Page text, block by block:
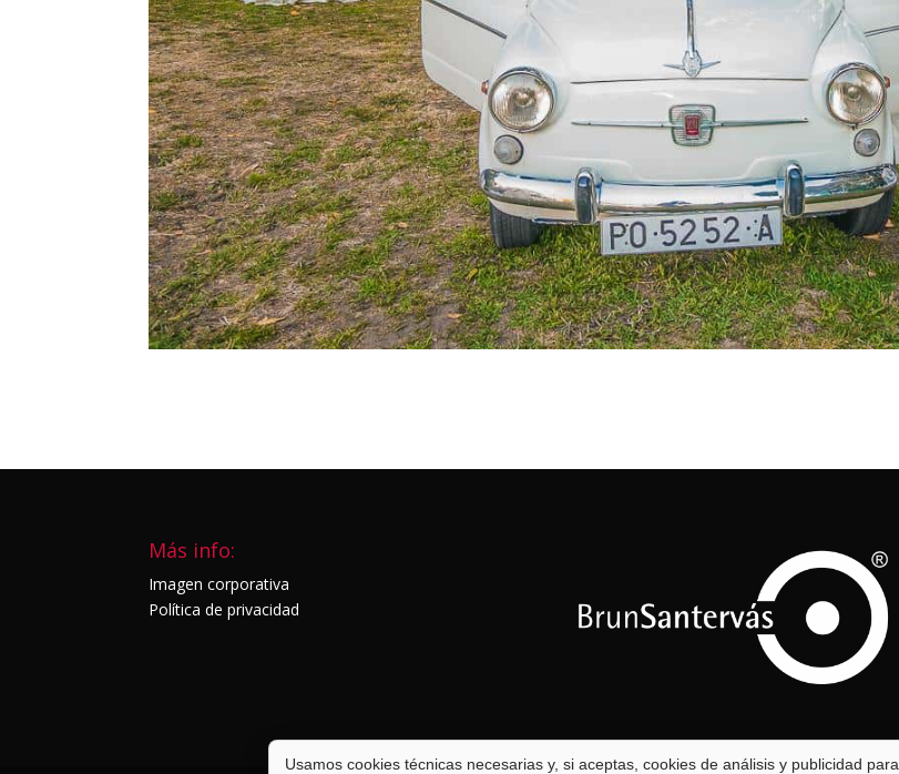
Más info:
Imagen corporativa
Política de privacidad
Usamos cookies técnicas necesarias y, si aceptas, cookies de análisis y publicidad para